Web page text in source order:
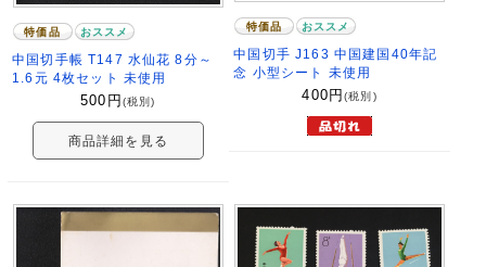
特価品 おススメ
中国切手帳 T147 水仙花 8分～
1.6元 4枚セット 未使用
500 円 (税別)
商品詳細を見る
特価品 おススメ
中国切手 J163 中国建国40年記
念 小型シート 未使用
400 円(税別)